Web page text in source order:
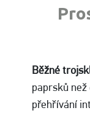
Běžné
paprsků než
přehřívání